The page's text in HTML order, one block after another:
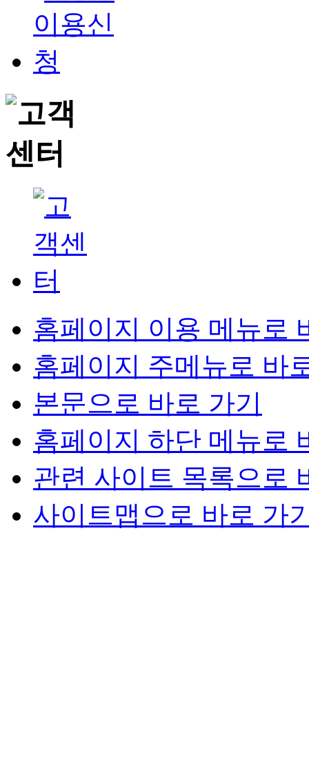
홈페이지 이용 메뉴로
홈페이지 주메뉴로 바
본문으로 바로 가기
홈페이지 하단 메뉴로
관련 사이트 목록으로
사이트맵으로 바로 가